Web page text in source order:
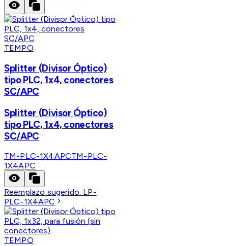
TEMPO
Splitter (Divisor Óptico)
tipo PLC, 1x4, conectores
SC/APC
Splitter (Divisor Óptico)
tipo PLC, 1x4, conectores
SC/APC
TM-PLC-1X4APCTM-PLC-
1X4APC
Reemplazo sugerido: LP-
PLC-1X4APC
TEMPO